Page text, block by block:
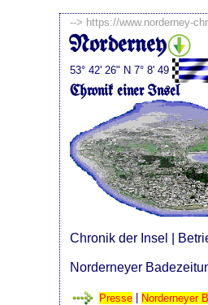
--> https://www.norderney-
Norderney
53° 42' 26" N 7° 8' 49
Chronik einer Insel
Chronik der Insel
Norderneyer
Presse Norderneyer